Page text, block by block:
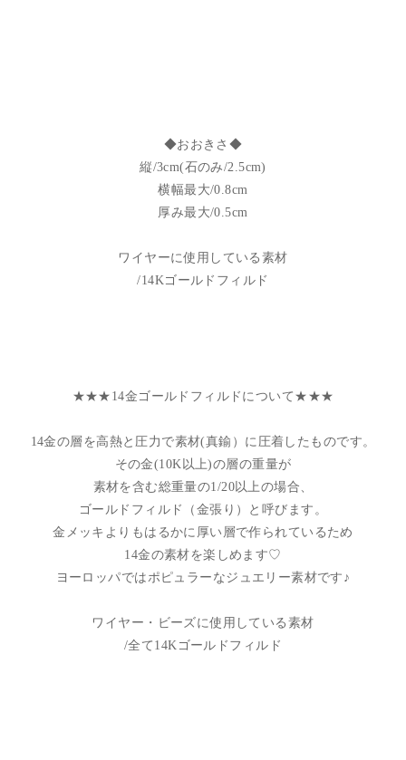
◆おおきさ◆
縦/3cm(石のみ/2.5cm)
横幅最大/0.8cm
厚み最大/0.5cm
ワイヤーに使用している素材
/14Kゴールドフィルド
★★★14金ゴールドフィルドについて★★★
14金の層を高熱と圧力で素材(真鍮）に圧着したものです。
その金(10K以上)の層の重量が
素材を含む総重量の1/20以上の場合、
ゴールドフィルド（金張り）と呼びます。
金メッキよりもはるかに厚い層で作られているため
14金の素材を楽しめます♡
ヨーロッパではポピュラーなジュエリー素材です♪
ワイヤー・ビーズに使用している素材
/全て14Kゴールドフィルド